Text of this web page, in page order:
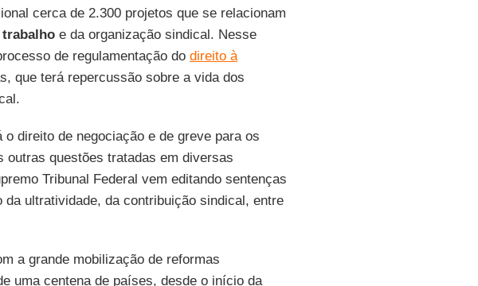
cerca de 2.300 projetos que se relacionam
e da organização sindical. Nesse
de regulamentação do direito à
que terá repercussão sobre a vida dos
direito de negociação e de greve para os
questões tratadas em diversas
Tribunal Federal vem editando sentenças
ultratividade, da contribuição sindical, entre
a grande mobilização de reformas
uma centena de países, desde o início da